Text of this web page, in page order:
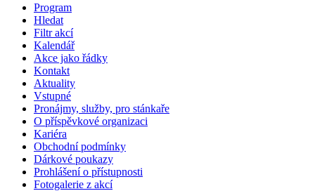
Program
Hledat
Filtr akcí
Kalendář
Akce jako řádky
Kontakt
Aktuality
Vstupné
Pronájmy, služby, pro stánkaře
O příspěvkové organizaci
Kariéra
Obchodní podmínky
Dárkové poukazy
Prohlášení o přístupnosti
Fotogalerie z akcí